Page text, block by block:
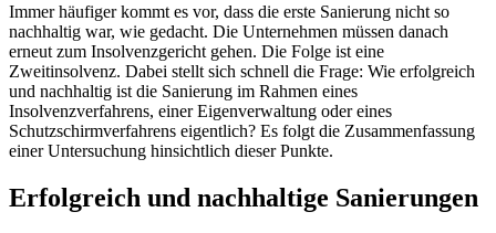
Immer häufiger kommt es vor, dass die erste Sanierung nicht so
nachhaltig war, wie gedacht. Die Unternehmen müssen danach
erneut zum Insolvenzgericht gehen. Die Folge ist eine
Zweitinsolvenz. Dabei stellt sich schnell die Frage: Wie erfolgreich
und nachhaltig ist die Sanierung im Rahmen eines
Insolvenzverfahrens, einer Eigenverwaltung oder eines
Schutzschirmverfahrens eigentlich? Es folgt die Zusammenfassung
einer Untersuchung hinsichtlich dieser Punkte.
Erfolgreich und nachhaltige Sanierungen